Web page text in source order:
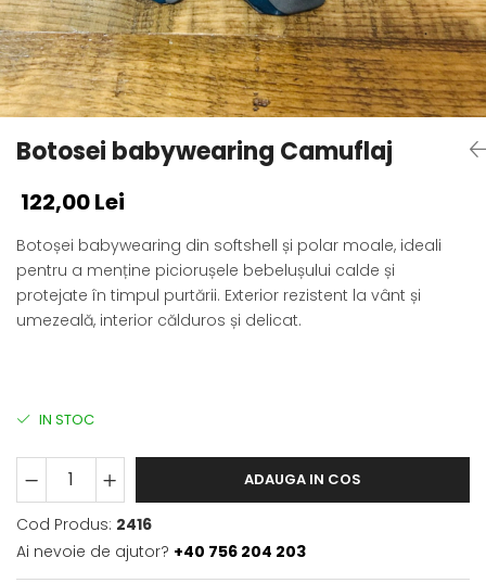
Botosei babywearing Camuflaj
122,00 Lei
Botoșei babywearing din softshell și polar moale, ideali
pentru a menține piciorușele bebelușului calde și
protejate în timpul purtării. Exterior rezistent la vânt și
umezeală, interior călduros și delicat.
IN STOC
ADAUGA IN COS
Cod Produs: 2416
Ai nevoie de ajutor? +40 756 204 203